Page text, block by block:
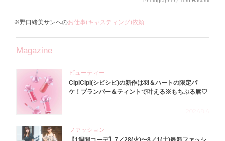
※野口緒美サンへのお仕事(キャスティング)依頼
Magazine
ビューティー
CipiCipi(シピシピ)の新作は羽＆ハートの限定パ
ケ！プランパー＆ティントで叶える※もちぷる唇♡
ファッション